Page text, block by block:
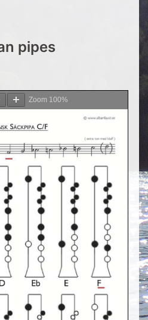
pipes
Zoom 100%